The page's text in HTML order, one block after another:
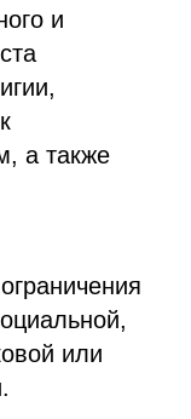
и
а также
или